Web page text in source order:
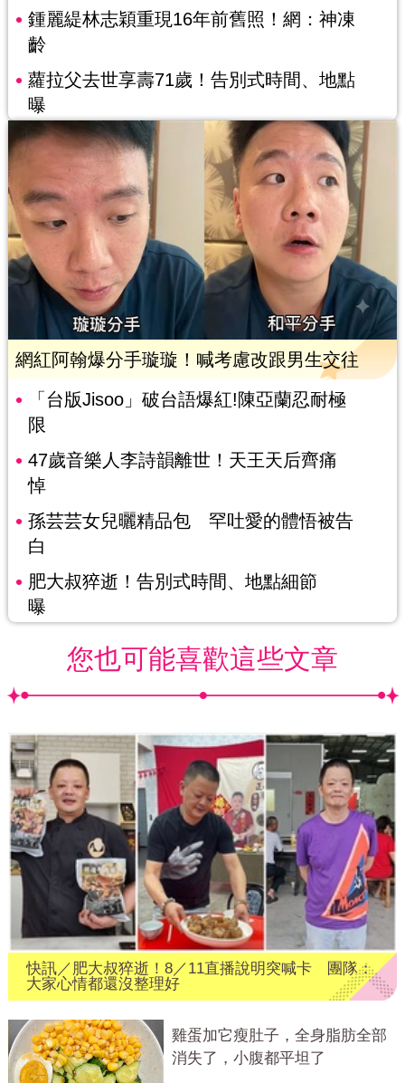
鍾麗緹林志穎重現16年前舊照！網：神凍
齡
蘿拉父去世享壽71歲！告別式時間、地點
曝
網紅阿翰爆分手璇璇！喊考慮改跟男生交往
「台版Jisoo」破台語爆紅!陳亞蘭忍耐極
限
47歲音樂人李詩韻離世！天王天后齊痛
悼
孫芸芸女兒曬精品包 罕吐愛的體悟被告
白
肥大叔猝逝！告別式時間、地點細節
曝
您也可能喜歡這些文章
快訊／肥大叔猝逝！8／11直播說明突喊卡 團隊：
大家心情都還沒整理好
雞蛋加它瘦肚子，全身脂肪全部
消失了，小腹都平坦了